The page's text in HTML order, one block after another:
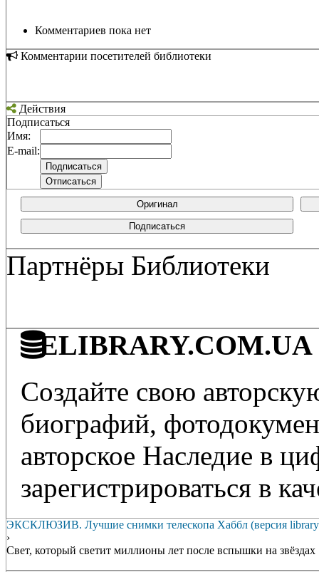
Комментариев пока нет
Комментарии посетителей библиотеки
Действия
Подписаться
Имя:
E-mail:
Оригинал
Подписаться
Партнёры Библиотеки
ELIBRARY.COM.UA
Создайте свою
биографий,
авторское Наследие в
зарегистрироваться в
ЭКСКЛЮЗИВ. Лучшие снимки телескопа Хаббл (версия
›
Свет, который светит миллионы лет после вспышки на звёздах